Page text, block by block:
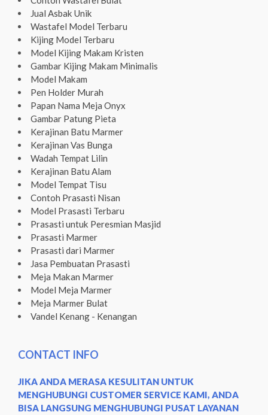
Jual Asbak Unik
Wastafel Model Terbaru
Kijing Model Terbaru
Model Kijing Makam Kristen
Gambar Kijing Makam Minimalis
Model Makam
Pen Holder Murah
Papan Nama Meja Onyx
Gambar Patung Pieta
Kerajinan Batu Marmer
Kerajinan Vas Bunga
Wadah Tempat Lilin
Kerajinan Batu Alam
Model Tempat Tisu
Contoh Prasasti Nisan
Model Prasasti Terbaru
Prasasti untuk Peresmian Masjid
Prasasti Marmer
Prasasti dari Marmer
Jasa Pembuatan Prasasti
Meja Makan Marmer
Model Meja Marmer
Meja Marmer Bulat
Vandel Kenang - Kenangan
CONTACT INFO
JIKA ANDA MERASA KESULITAN UNTUK
MENGHUBUNGI CUSTOMER SERVICE KAMI, ANDA
BISA LANGSUNG MENGHUBUNGI PUSAT LAYANAN